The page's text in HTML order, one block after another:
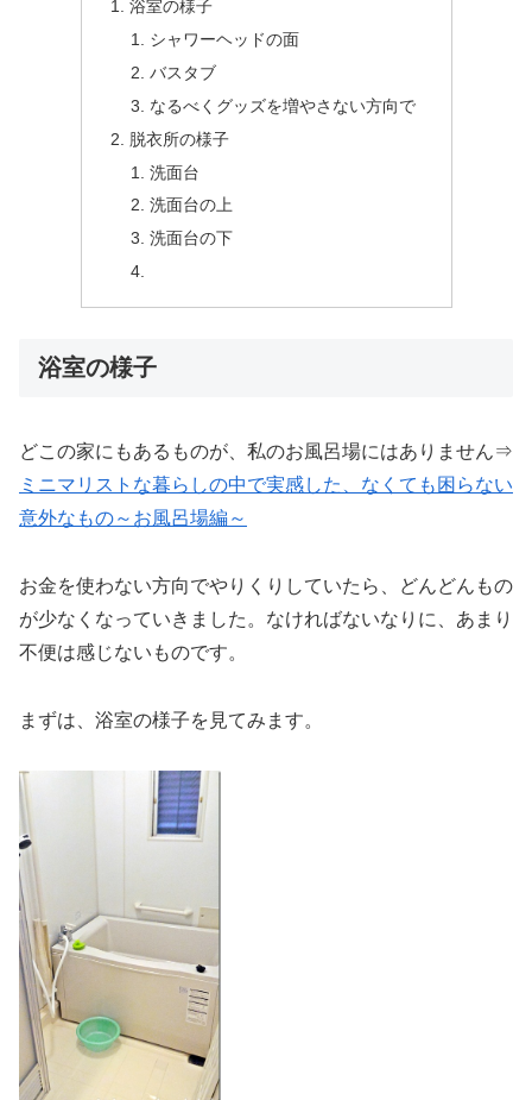
浴室の様子
シャワーヘッドの面
バスタブ
なるべくグッズを増やさない方向で
脱衣所の様子
洗面台
洗面台の上
洗面台の下
浴室の様子
どこの家にもあるものが、私のお風呂場にはありません⇒
ミニマリストな暮らしの中で実感した、なくても困らない
意外なもの～お風呂場編～
お金を使わない方向でやりくりしていたら、どんどんもの
が少なくなっていきました。なければないなりに、あまり
不便は感じないものです。
まずは、浴室の様子を見てみます。